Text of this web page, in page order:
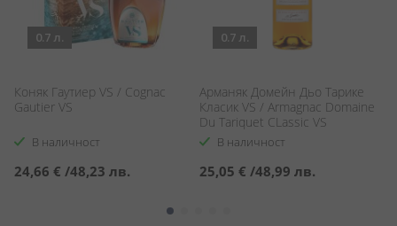
0.7 л.
Коняк Гаутиер VS / Cognac
Gautier VS
В наличност
24,66 € /48,23 лв.
0.7 л.
Арманяк Домейн Дьо Тарике
Класик VS / Armagnac Domaine
Du Tariquet CLassic VS
В наличност
25,05 € /48,99 лв.